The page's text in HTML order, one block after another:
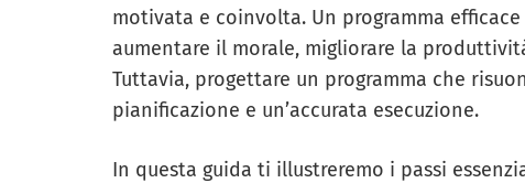
motivata e coinvolta. Un programma
aumentare il morale, migliorare la
Tuttavia, progettare un programma che
pianificazione e un’accurata esecuzione.
In questa guida ti illustreremo i passi